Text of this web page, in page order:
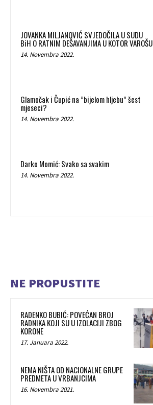
JOVANKA MILJANOVIĆ SVJEDOČILA U SUDU
BiH O RATNIM DEŠAVANJIMA U KOTOR VAROŠU
14. Novembra 2022.
Glamočak i Čupić na ”bijelom hljebu” šest
mjeseci?
14. Novembra 2022.
Darko Momić: Svako sa svakim
14. Novembra 2022.
NE PROPUSTITE
RADENKO BUBIĆ: POVEĆAN BROJ
RADNIKA KOJI SU U IZOLACIJI ZBOG
KORONE
17. Januara 2022.
NEMA NIŠTA OD NACIONALNE GRUPE
PREDMETA U VRBANJCIMA
16. Novembra 2021.